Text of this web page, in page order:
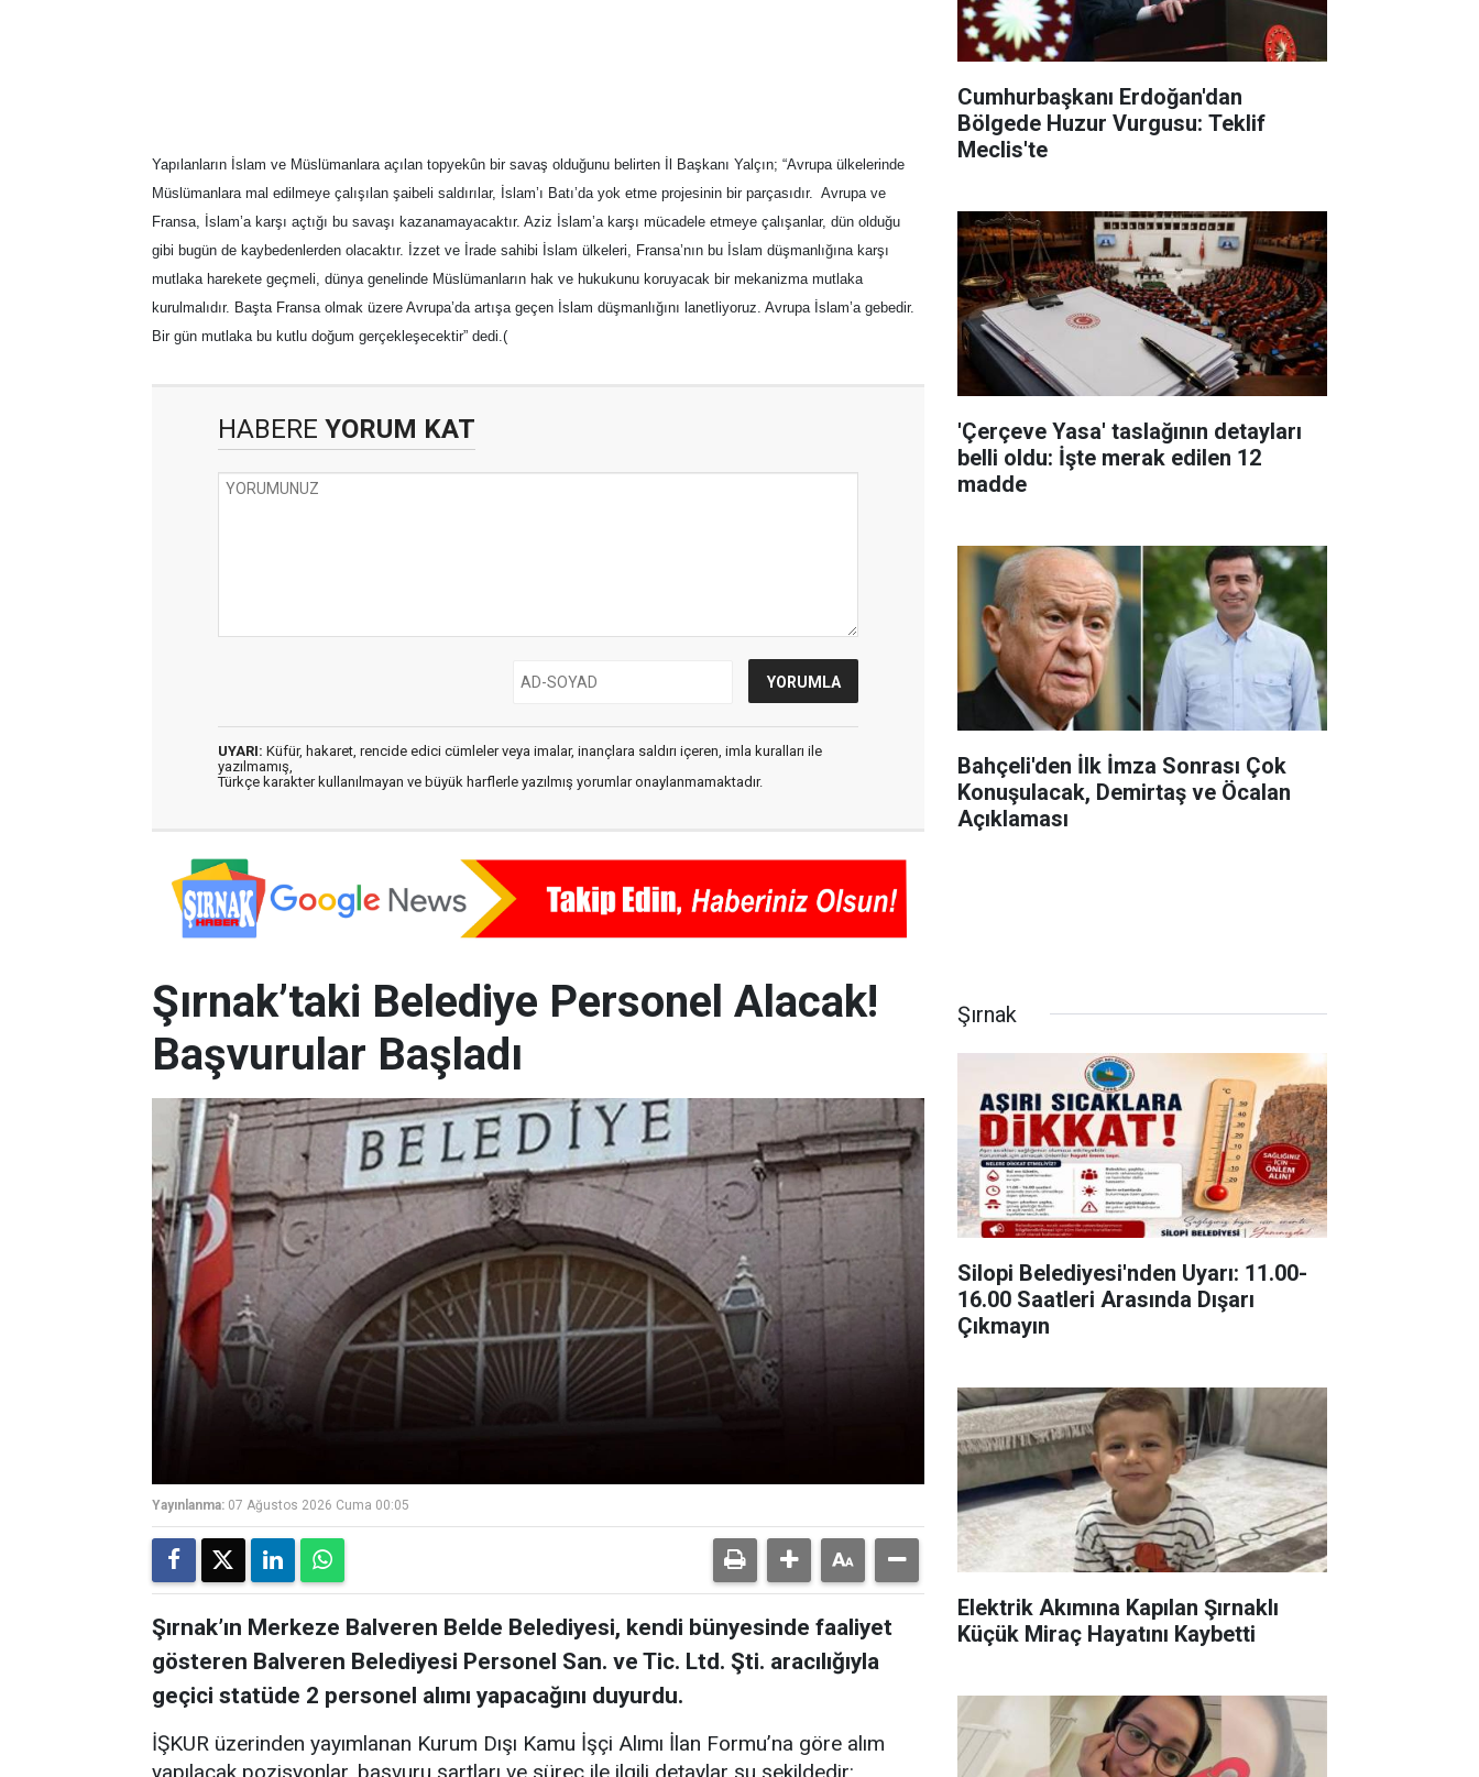
Yapılanların İslam ve Müslümanlara açılan topyekûn bir savaş olduğunu belirten İl Başkanı Yalçın; “Avrupa ülkelerinde
Müslümanlara mal edilmeye çalışılan şaibeli saldırılar, İslam’ı Batı’da yok etme projesinin bir parçasıdır. Avrupa ve
Fransa, İslam’a karşı açtığı bu savaşı kazanamayacaktır. Aziz İslam’a karşı mücadele etmeye çalışanlar, dün olduğu
gibi bugün de kaybedenlerden olacaktır. İzzet ve İrade sahibi İslam ülkeleri, Fransa’nın bu İslam düşmanlığına karşı
mutlaka harekete geçmeli, dünya genelinde Müslümanların hak ve hukukunu koruyacak bir mekanizma mutlaka
kurulmalıdır. Başta Fransa olmak üzere Avrupa’da artışa geçen İslam düşmanlığını lanetliyoruz. Avrupa İslam’a gebedir.
Bir gün mutlaka bu kutlu doğum gerçekleşecektir” dedi.(
HABERE YORUM KAT
UYARI: Küfür, hakaret, rencide edici cümleler veya imalar, inançlara saldırı içeren, imla kuralları ile
yazılmamış,
Türkçe karakter kullanılmayan ve büyük harflerle yazılmış yorumlar onaylanmamaktadır.
Cumhurbaşkanı Erdoğan'dan
Bölgede Huzur Vurgusu: Teklif
Meclis'te
'Çerçeve Yasa' taslağının detayları
belli oldu: İşte merak edilen 12
madde
Bahçeli'den İlk İmza Sonrası Çok
Konuşulacak, Demirtaş ve Öcalan
Açıklaması
Şırnak’taki Belediye Personel Alacak!
Başvurular Başladı
Yayınlanma: 07 Ağustos 2026 Cuma 00:05
Şırnak’ın Merkeze Balveren Belde Belediyesi, kendi bünyesinde faaliyet
gösteren Balveren Belediyesi Personel San. ve Tic. Ltd. Şti. aracılığıyla
geçici statüde 2 personel alımı yapacağını duyurdu.
İŞKUR üzerinden yayımlanan Kurum Dışı Kamu İşçi Alımı İlan Formu’na göre alım
yapılacak pozisyonlar, başvuru şartları ve süreç ile ilgili detaylar şu şekildedir:
Şırnak
Silopi Belediyesi'nden Uyarı: 11.00-
16.00 Saatleri Arasında Dışarı
Çıkmayın
Elektrik Akımına Kapılan Şırnaklı
Küçük Miraç Hayatını Kaybetti